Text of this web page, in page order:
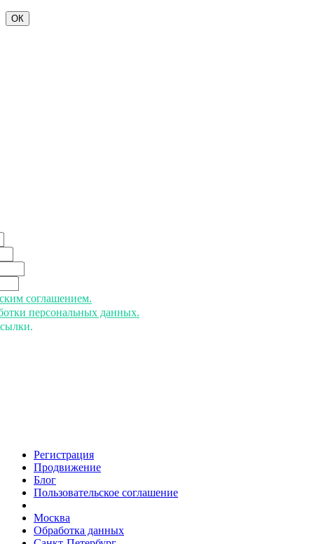
ОК
соглашением.
персональных данных.
Регистрация
Продвижение
Блог
Пользовательское соглашение
Москва
Обработка данных